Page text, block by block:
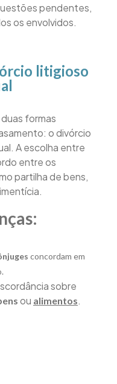
pendentes,
os envolvidos.
litigioso
formas
o divórcio
A escolha entre
entre os
partilha de bens,
concordam em
sobre
ou alimentos.